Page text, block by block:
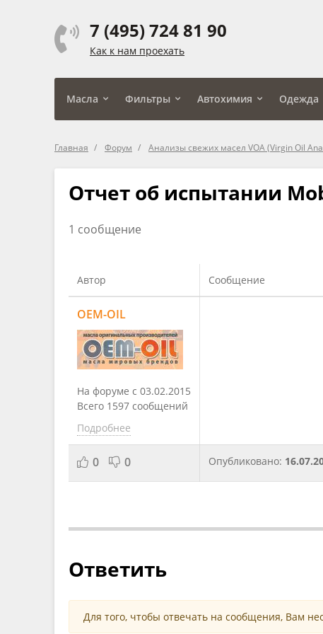
7 (495) 724 81 90
Как к нам проехать
Масла Фильтры Автохимия Одежда
Главная Форум Анализы свежих масел VOA (Virgin Oil
Отчет об испытании
1 сообщение
Автор Сообщение
OEM-OIL
На форуме с 03.02.2015
Всего 1597 сообщений
Подробнее
0 0 Опубликовано:
Ответить
Для того, чтобы отвечать на сообщения, Вам